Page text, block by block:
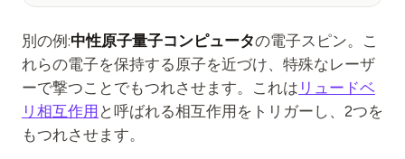
別の例:中性原子量子コンピュータの電子スピン。こ
れらの電子を保持する原子を近づけ、特殊なレーザ
ーで撃つことでもつれさせます。これは リュードベ
リ相互作用 と呼ばれる相互作用をトリガーし、2つを
もつれさせます。